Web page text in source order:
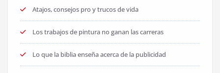
Atajos, consejos pro y trucos de vida
Los trabajos de pintura no ganan las carreras
Lo que la biblia enseña acerca de la publicidad